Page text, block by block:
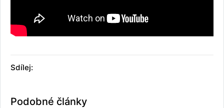
Sdílej:
Podobné články